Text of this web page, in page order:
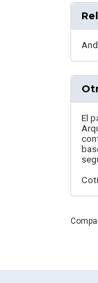
El